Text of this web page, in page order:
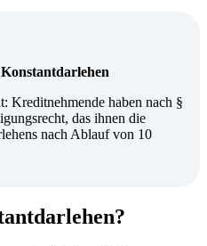
Kreditnehmende haben nach §
das ihnen die
nach Ablauf von 10